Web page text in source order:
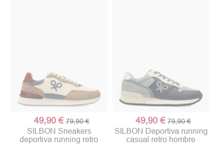
49,90 € 79,90 €
SILBON Sneakers
deportiva running retro
49,90 € 79,90 €
SILBON Deportiva running
casual retro hombre